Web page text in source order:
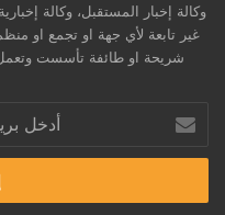
وكالة إخبار المستقبل، وكالة
غير تابعة لأي جهة او تجمع او
شريحة او طائفة تأسست وتعمل
بريدك
الإلكتروني